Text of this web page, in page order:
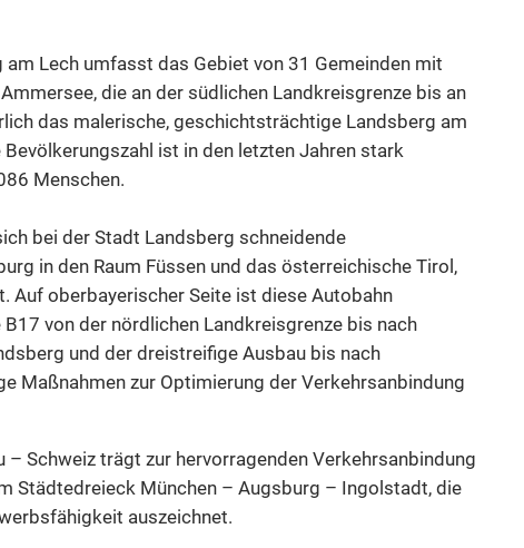
Lech umfasst das Gebiet von 31 Gemeinden mit
die an der südlichen Landkreisgrenze bis an
das malerische, geschichtsträchtige Landsberg am
ist in den letzten Jahren stark
Menschen.
bei der Stadt Landsberg schneidende
in den Raum Füssen und das österreichische Tirol,
Auf oberbayerischer Seite ist diese Autobahn
von der nördlichen Landkreisgrenze bis nach
und der dreistreifige Ausbau bis nach
Maßnahmen zur Optimierung der Verkehrsanbindung
Schweiz trägt zur hervorragenden Verkehrsanbindung
Städtedreieck München – Augsburg – Ingolstadt, die
auszeichnet.